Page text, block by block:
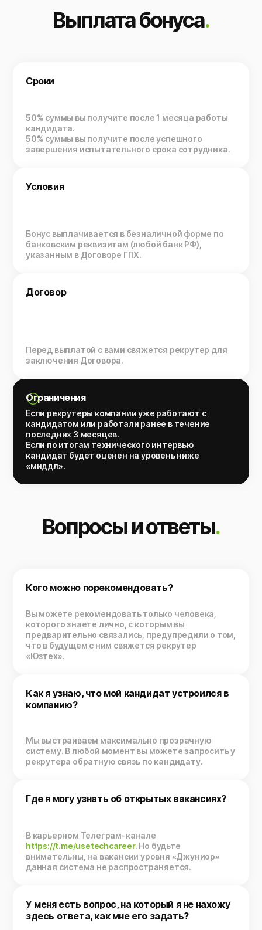
Выплата бонуса.
Сроки
50% суммы вы получите после 1 месяца работы
кандидата.
50% суммы вы получите после успешного
завершения испытательного срока сотрудника.
Условия
Бонус выплачивается в безналичной форме по
банковским реквизитам (любой банк РФ),
указанным в Договоре ГПХ.
Договор
Перед выплатой с вами свяжется рекрутер для
заключения Договора.
Ограничения
Если рекрутеры компании уже работают с
кандидатом или работали ранее в течение
последних 3 месяцев.
Если по итогам технического интервью
кандидат будет оценен на уровень ниже
«миддл».
Вопросы и ответы.
Кого можно порекомендовать?
Вы можете рекомендовать только человека,
которого знаете лично, с которым вы
предварительно связались, предупредили о том,
что в будущем с ним свяжется рекрутер
«Юзтех».
Как я узнаю, что мой кандидат устроился в
компанию?
Мы выстраиваем максимально прозрачную
систему. В любой момент вы можете запросить у
рекрутера обратную связь по кандидату.
Где я могу узнать об открытых вакансиях?
В карьерном Телеграм-канале
https://t.me/usetechcareer. Но будьте
внимательны, на вакансии уровня «Джуниор»
данная система не распространяется.
У меня есть вопрос, на который я не нахожу
здесь ответа, как мне его задать?